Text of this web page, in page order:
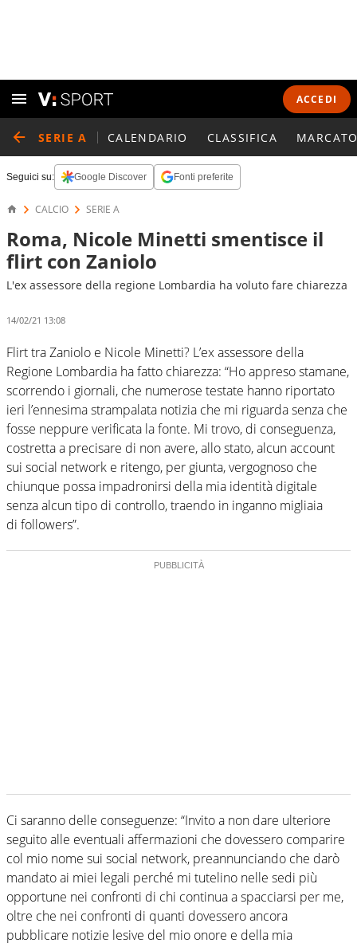
ACCEDI
SERIE A CALENDARIO CLASSIFICA
Seguici su: Google Discover Fonti preferite
CALCIO SERIE A
Roma, Nicole Minetti smentisce il
flirt con Zaniolo
L'ex assessore della regione Lombardia ha voluto fare chiarezza
14/02/21 13:08
Flirt tra Zaniolo e Nicole Minetti? L’ex assessore della
Regione Lombardia ha fatto chiarezza: “Ho appreso stamane,
scorrendo i giornali, che numerose testate hanno riportato
ieri l’ennesima strampalata notizia che mi riguarda senza che
fosse neppure verificata la fonte. Mi trovo, di conseguenza,
costretta a precisare di non avere, allo stato, alcun account
sui social network e ritengo, per giunta, vergognoso che
chiunque possa impadronirsi della mia identità digitale
senza alcun tipo di controllo, traendo in inganno migliaia
di followers”.
Ci saranno delle conseguenze: “Invito a non dare ulteriore
seguito alle eventuali affermazioni che dovessero comparire
col mio nome sui social network, preannunciando che darò
mandato ai miei legali perché mi tutelino nelle sedi più
opportune nei confronti di chi continua a spacciarsi per me,
oltre che nei confronti di quanti dovessero ancora
pubblicare notizie lesive del mio onore e della mia